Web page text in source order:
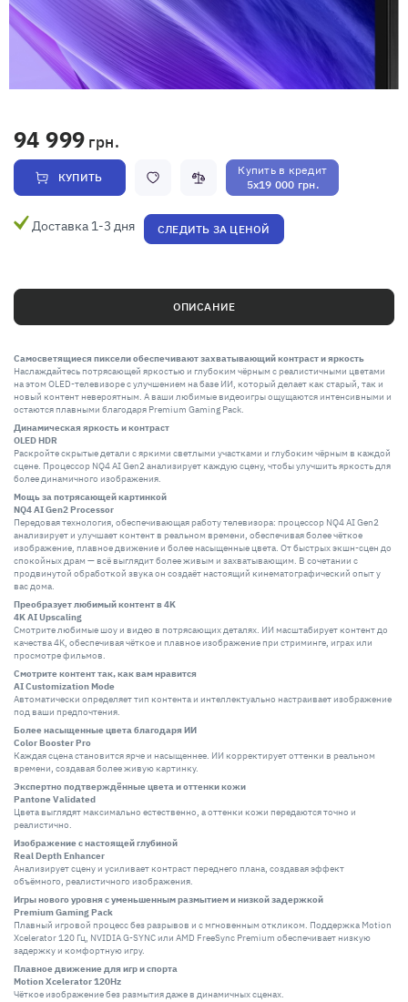
94 999 грн.
КУПИТЬ
Купить в кредит
5x19 000 грн.
Доставка 1-3 дня СЛЕДИТЬ ЗА ЦЕНОЙ
ОПИСАНИЕ
Самосветящиеся пиксели обеспечивают захватывающий контраст и яркость
Наслаждайтесь потрясающей яркостью и глубоким чёрным с реалистичными цветами
на этом OLED-телевизоре с улучшением на базе ИИ, который делает как старый, так и
новый контент невероятным. А ваши любимые видеоигры ощущаются интенсивными и
остаются плавными благодаря Premium Gaming Pack.
Динамическая яркость и контраст
OLED HDR
Раскройте скрытые детали с яркими светлыми участками и глубоким чёрным в каждой
сцене. Процессор NQ4 AI Gen2 анализирует каждую сцену, чтобы улучшить яркость для
более динамичного изображения.
Мощь за потрясающей картинкой
NQ4 AI Gen2 Processor
Передовая технология, обеспечивающая работу телевизора: процессор NQ4 AI Gen2
анализирует и улучшает контент в реальном времени, обеспечивая более чёткое
изображение, плавное движение и более насыщенные цвета. От быстрых экшн-сцен до
спокойных драм — всё выглядит более живым и захватывающим. В сочетании с
продвинутой обработкой звука он создаёт настоящий кинематографический опыт у
вас дома.
Преобразует любимый контент в 4K
4K AI Upscaling
Смотрите любимые шоу и видео в потрясающих деталях. ИИ масштабирует контент до
качества 4K, обеспечивая чёткое и плавное изображение при стриминге, играх или
просмотре фильмов.
Смотрите контент так, как вам нравится
AI Customization Mode
Автоматически определяет тип контента и интеллектуально настраивает изображение
под ваши предпочтения.
Более насыщенные цвета благодаря ИИ
Color Booster Pro
Каждая сцена становится ярче и насыщеннее. ИИ корректирует оттенки в реальном
времени, создавая более живую картинку.
Экспертно подтверждённые цвета и оттенки кожи
Pantone Validated
Цвета выглядят максимально естественно, а оттенки кожи передаются точно и
реалистично.
Изображение с настоящей глубиной
Real Depth Enhancer
Анализирует сцену и усиливает контраст переднего плана, создавая эффект
объёмного, реалистичного изображения.
Игры нового уровня с уменьшенным размытием и низкой задержкой
Premium Gaming Pack
Плавный игровой процесс без разрывов и с мгновенным откликом. Поддержка Motion
Xcelerator 120 Гц, NVIDIA G-SYNC или AMD FreeSync Premium обеспечивает низкую
задержку и комфортную игру.
Плавное движение для игр и спорта
Motion Xcelerator 120Hz
Чёткое изображение без размытия даже в динамичных сценах.